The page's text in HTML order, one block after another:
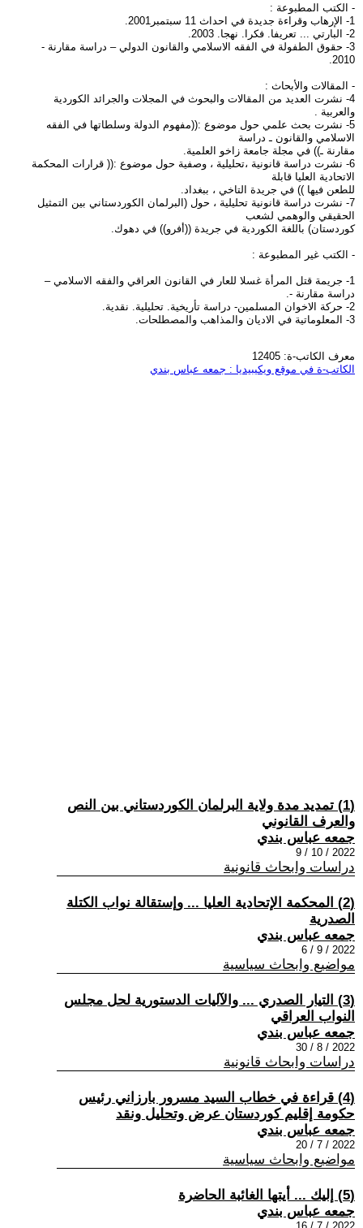
- الكتب المطبوعة :
1- الإرهاب وقراءة جديدة في احداث 11 سبتمبر2001.
2- البارتي ... تعريفا. فكرا. نهجا. 2003.
3- حقوق الطفولة في الفقه الاسلامي والقانون الدولي – دراسة مقارنة -
2010.
- المقالات والأبحاث :
4- نشرت العديد من المقالات والبحوث في المجلات والجرائد الكوردية
والعربية .
5- نشرت بحث علمي حول موضوع :((مفهوم الدولة وسلطاتها في الفقه
الاسلامي والقانون ـ دراسة
مقارنة ـ)) في مجلة جامعة زاخو العلمية.
6- نشرت دراسة قانونية ،تحليلية ، وصفية حول موضوع :(( قرارات المحكمة
الاتحادية العليا قابلة
للطعن فيها )) في جريدة التاخي ، ببغداد.
7- نشرت دراسة قانونية تحليلية ، حول (البرلمان الكوردستاني بين التمثيل
الحقيقي والوهمي لشعب
كوردستان) باللغة الكوردية في جريدة ((أفرو)) في دهوك.
- الكتب غير المطبوعة :
1- جريمة قتل المرأة غسلا للعار في القانون العراقي والفقه الاسلامي –
دراسة مقارنة -.
2- حركة الاخوان المسلمين- دراسة تأريخية. تحليلية. نقدية.
3- المعلوماتية في الاديان والمذاهب والمصطلحات.
معرف الكاتب-ة: 12405
الكاتب-ة في موقع ويكيبيديا : جمعه عباس بندي
(1) تمديد مدة ولاية البرلمان الكوردستاني بين النص
والعرف القانوني
جمعه عباس بندي
2022 / 10 / 9
دراسات وابحاث قانونية
(2) المحكمة الإتحادية العليا ... وإستقالة نواب الكتلة
الصدرية
جمعه عباس بندي
2022 / 9 / 6
مواضيع وابحاث سياسية
(3) التيار الصدري ... والآليات الدستورية لحل مجلس
النواب العراقي
جمعه عباس بندي
2022 / 8 / 30
دراسات وابحاث قانونية
(4) قراءة في خطاب السيد مسرور بارزاني رئيس
حكومة إقليم كوردستان عرض وتحليل ونقد
جمعه عباس بندي
2022 / 7 / 20
مواضيع وابحاث سياسية
(5) إليك ... أيتها الغائبة الحاضرة
جمعه عباس بندي